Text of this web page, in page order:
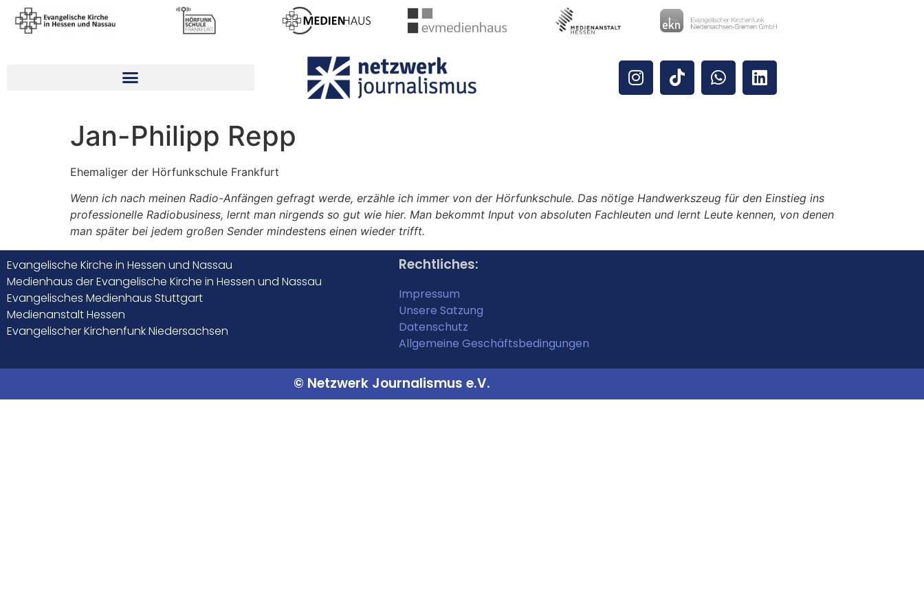
Jan-Philipp Repp
Ehemaliger der Hörfunkschule Frankfurt
Wenn ich nach meinen Radio-Anfängen gefragt werde, erzähle ich immer von der Hörfunkschule. Das nötige Handwerkszeug für den Einstieg ins
professionelle Radiobusiness, lernt man nirgends so gut wie hier. Man bekommt Input von absoluten Fachleuten und lernt Leute kennen, von denen
man später bei jedem großen Sender mindestens einen wieder trifft.
Evangelische Kirche in Hessen und Nassau
Medienhaus der Evangelische Kirche in Hessen und Nassau
Evangelisches Medienhaus Stuttgart
Medienanstalt Hessen
Evangelischer Kirchenfunk Niedersachsen
Rechtliches:
Impressum
Unsere Satzung
Datenschutz
Allgemeine Geschäftsbedingungen
© Netzwerk Journalismus e.V.